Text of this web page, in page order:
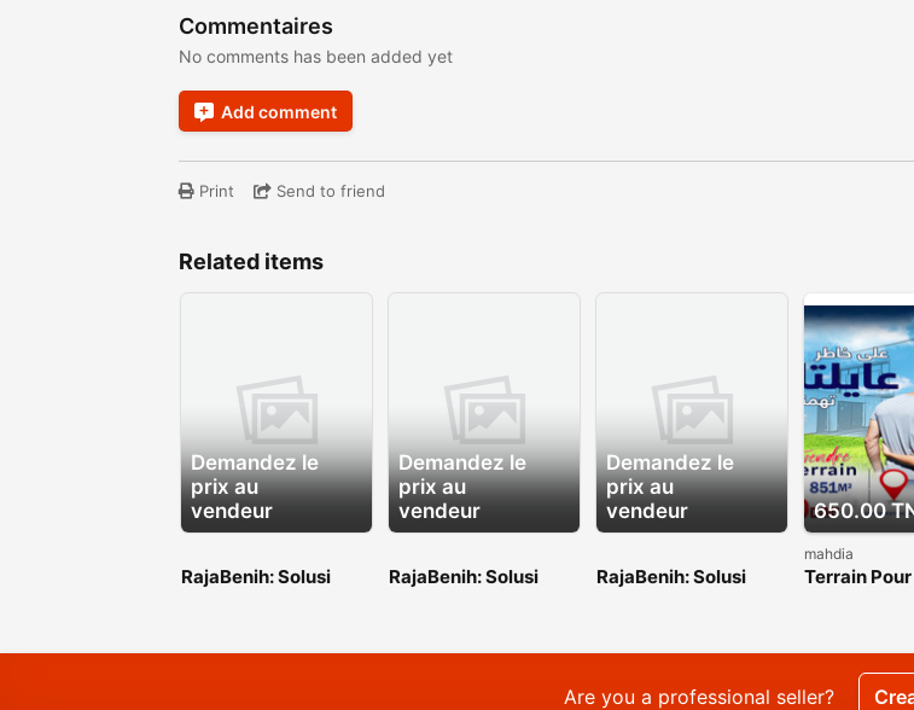
Commentaires
No comments has been added yet
Add comment
Print Send to friend
Related items
Demandez le
prix au
vendeur
RajaBenih: Solusi
Demandez le
prix au
vendeur
RajaBenih: Solusi
Demandez le
prix au
vendeur
RajaBenih: Solusi
650.00
mahdia
Terrain Pour
Are you a professional seller?